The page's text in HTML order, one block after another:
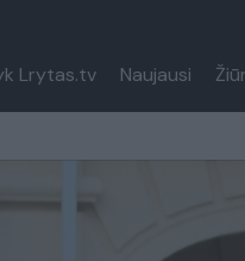
Lrytas.tv Naujausi